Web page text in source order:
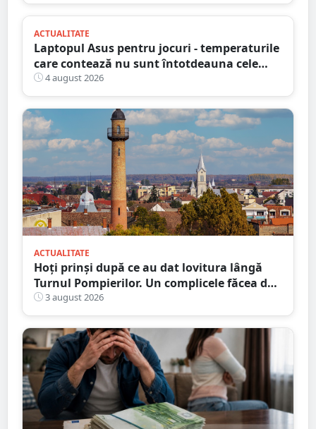
ACTUALITATE
Laptopul Asus pentru jocuri - temperaturile
care contează nu sunt întotdeauna cele
mai mari
4 august 2026
ACTUALITATE
Hoți prinși după ce au dat lovitura lângă
Turnul Pompierilor. Un complicele făcea de
pază
3 august 2026